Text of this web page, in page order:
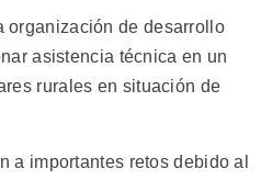
organización de desarrollo
asistencia técnica en un
rurales en situación de
a importantes retos debido al